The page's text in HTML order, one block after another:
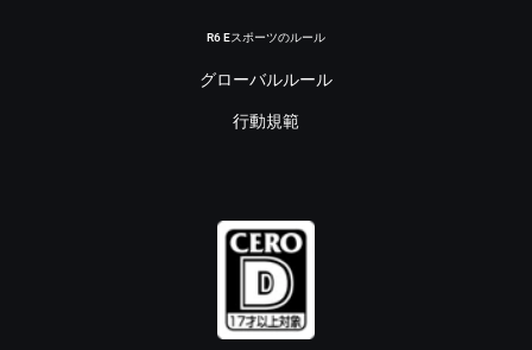
R6 Eスポーツのルール
グローバルルール
行動規範